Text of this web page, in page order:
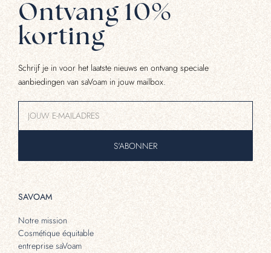
Ontvang 10%
korting
Schrijf je in voor het laatste nieuws en ontvang speciale
aanbiedingen van saVoam in jouw mailbox.
S'ABONNER
SAVOAM
Notre mission
Cosmétique équitable
entreprise saVoam